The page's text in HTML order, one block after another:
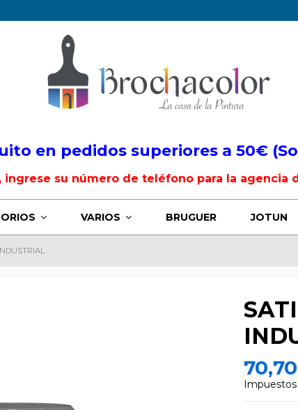
en pedidos superiores a 50€
ingrese su número de teléfono para la agencia
VARIOS BRUGUER JOTUN